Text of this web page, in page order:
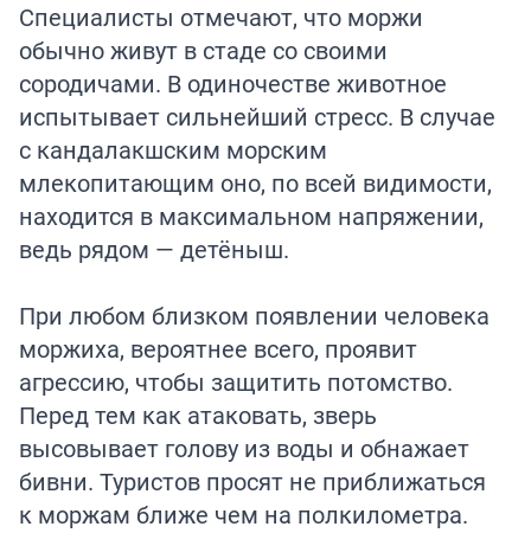
Специалисты отмечают, что моржи
обычно живут в стаде со своими
сородичами. В одиночестве животное
испытывает сильнейший стресс. В случае
с кандалакшским морским
млекопитающим оно, по всей видимости,
находится в максимальном напряжении,
ведь рядом — детёныш.
При любом близком появлении человека
моржиха, вероятнее всего, проявит
агрессию, чтобы защитить потомство.
Перед тем как атаковать, зверь
высовывает голову из воды и обнажает
бивни. Туристов просят не приближаться
к моржам ближе чем на полкилометра.